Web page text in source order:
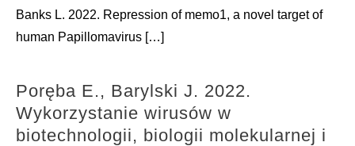
Banks L. 2022. Repression of memo1, a novel target of
human Papillomavirus […]
Poręba E., Barylski J. 2022.
Wykorzystanie wirusów w
biotechnologii, biologii molekularnej i